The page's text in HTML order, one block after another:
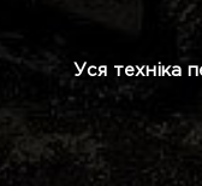
Уся техніка